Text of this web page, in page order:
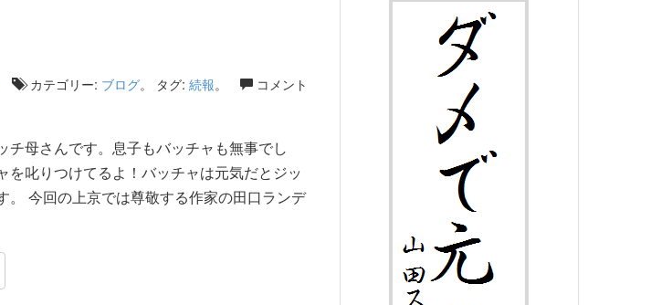
カテゴリー: ブログ。 タグ: 続報。
コメント
チ母さんです。息子もバッチャも無事でし
を叱りつけてるよ！バッチャは元気だとジッ
。 今回の上京では尊敬する作家の田口ランデ